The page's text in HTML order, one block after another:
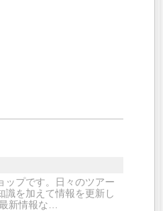
ップです。日々のツアー
識を加えて情報を更新し
新情報な…